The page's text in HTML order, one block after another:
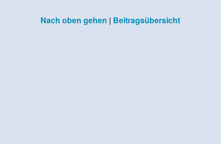
Nach oben gehen | Beitragsübersicht